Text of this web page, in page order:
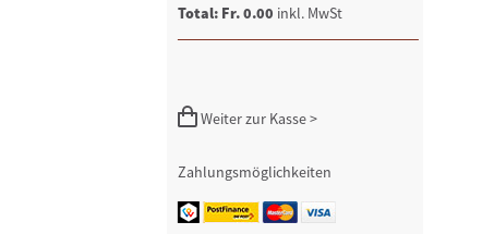
Total: Fr. 0.00 inkl. MwSt
Weiter zur Kasse >
Zahlungsmöglichkeiten